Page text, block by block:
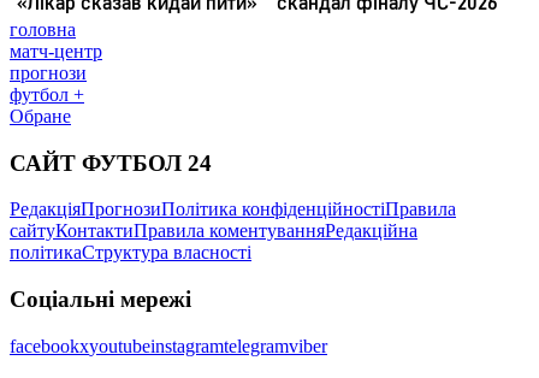
головна
матч-центр
прогнози
футбол +
Обране
САЙТ ФУТБОЛ 24
РедакціяПрогнозиПолітика конфіденційностіПравила
сайтуКонтактиПравила коментуванняРедакційна
політикаСтруктура власності
Соціальні мережі
facebookxyoutubeinstagramtelegramviber